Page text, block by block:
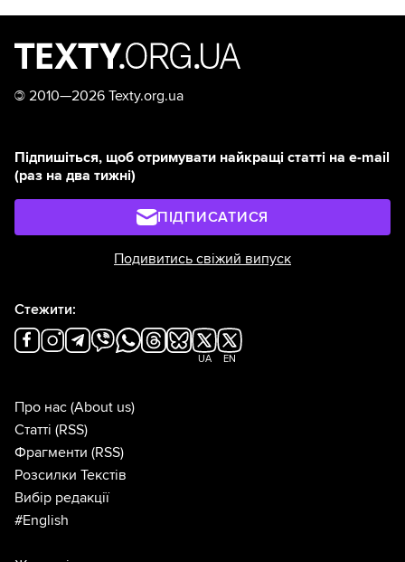
© 2010—2026 Texty.org.ua
Підпишіться, щоб отримувати найкращі статті на e-mail
(раз на два тижні)
ПІДПИСАТИСЯ
Подивитись свіжий випуск
Стежити:
UA EN
Про нас (About us)
Статті (RSS)
Фрагменти (RSS)
Розсилки Текстів
Вибір редакції
#English